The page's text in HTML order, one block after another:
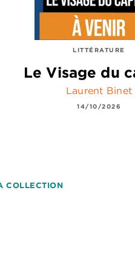
LITTÉRATURE
Le Visage du
Laurent Binet
14/10/2026
COLLECTION